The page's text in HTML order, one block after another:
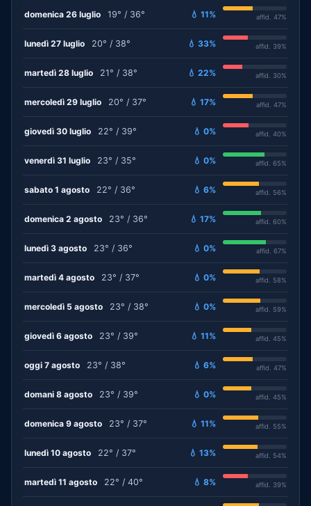
domenica 26 luglio 19° / 36° 💧 11% affid. 47%
lunedì 27 luglio 20° / 38° 💧 33% affid. 39%
martedì 28 luglio 21° / 38° 💧 22% affid. 30%
mercoledì 29 luglio 20° / 37° 💧 17% affid. 47%
giovedì 30 luglio 22° / 39° 💧 0% affid. 40%
venerdì 31 luglio 23° / 35° 💧 0% affid. 65%
sabato 1 agosto 22° / 36° 💧 6% affid. 56%
domenica 2 agosto 23° / 36° 💧 17% affid. 60%
lunedì 3 agosto 23° / 36° 💧 0% affid. 67%
martedì 4 agosto 23° / 37° 💧 0% affid. 58%
mercoledì 5 agosto 23° / 38° 💧 0% affid. 59%
giovedì 6 agosto 23° / 39° 💧 11% affid. 45%
oggi 7 agosto 23° / 38° 💧 6% affid. 47%
domani 8 agosto 23° / 39° 💧 0% affid. 45%
domenica 9 agosto 23° / 37° 💧 11% affid. 55%
lunedì 10 agosto 22° / 37° 💧 13% affid. 54%
martedì 11 agosto 22° / 40° 💧 8% affid. 39%